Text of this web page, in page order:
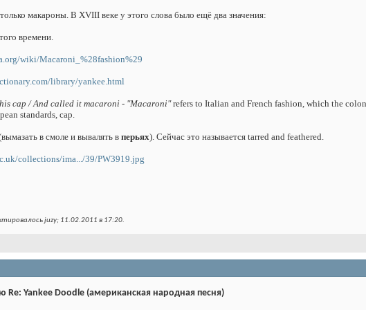
макароны. В XVIII веке у этого слова было ещё два значения:
времени.
wiki/Macaroni_%28fashion%29
library/yankee.html
cap / And called it macaroni - "Macaroni"refers to Italian and French fashion, which the
standards, cap.
в смоле и вывалять в перьях). Сейчас это называется tarred and feathered.
collections/ima.../39/PW3919.jpg
juzy; 11.02.2011 в 17:20.
Re: Yankee Doodle (американская народная песня)